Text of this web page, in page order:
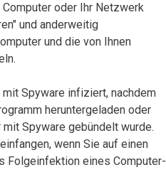
oder Ihr Netzwerk
und anderweitig
und die von Ihnen
Spyware infiziert, nachdem
heruntergeladen oder
Spyware gebündelt wurde.
wenn Sie auf einen
Folgeinfektion eines Computer-